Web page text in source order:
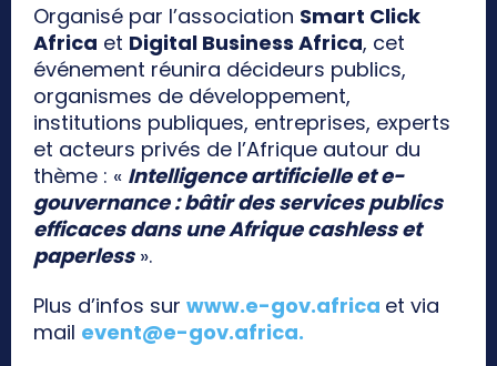
Organisé par l’association Smart Click
Africa et Digital Business Africa, cet
événement réunira décideurs publics,
organismes de développement,
institutions publiques, entreprises, experts
et acteurs privés de l’Afrique autour du
thème : « Intelligence artificielle et e-
gouvernance : bâtir des services publics
efficaces dans une Afrique cashless et
paperless».
Plus d’infos sur www.e-gov.africa et via
mail event@e-gov.africa.